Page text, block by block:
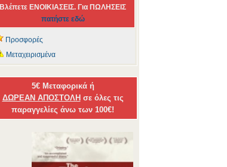
Βλέπετε ΕΝΟΙΚΙΑΣΕΙΣ. Για ΠΩΛΗΣΕΙΣ
πατήστε εδώ
Προσφορές
Μεταχειρισμένα
5€ Μεταφορικά ή
ΔΩΡΕΑΝ ΑΠΟΣΤΟΛΗ σε όλες τις
παραγγελίες άνω των 100€!